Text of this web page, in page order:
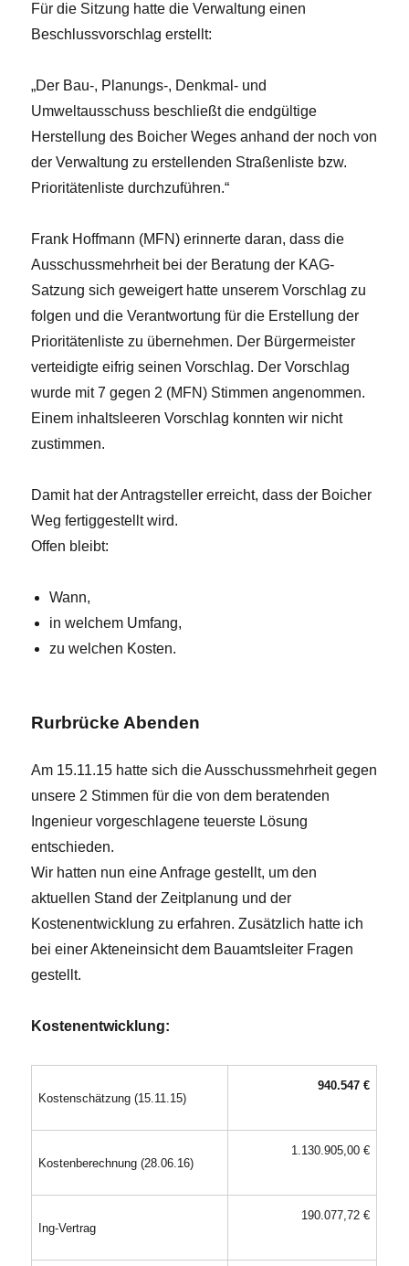
Für die Sitzung hatte die Verwaltung einen
Beschlussvorschlag erstellt:
„Der Bau-, Planungs-, Denkmal- und
Umweltausschuss beschließt die endgültige
Herstellung des Boicher Weges anhand der noch von
der Verwaltung zu erstellenden Straßenliste bzw.
Prioritätenliste durchzuführen.“
Frank Hoffmann (MFN) erinnerte daran, dass die
Ausschussmehrheit bei der Beratung der KAG-
Satzung sich geweigert hatte unserem Vorschlag zu
folgen und die Verantwortung für die Erstellung der
Prioritätenliste zu übernehmen. Der Bürgermeister
verteidigte eifrig seinen Vorschlag. Der Vorschlag
wurde mit 7 gegen 2 (MFN) Stimmen angenommen.
Einem inhaltsleeren Vorschlag konnten wir nicht
zustimmen.
Damit hat der Antragsteller erreicht, dass der Boicher
Weg fertiggestellt wird.
Offen bleibt:
Wann,
in welchem Umfang,
zu welchen Kosten.
Rurbrücke Abenden
Am 15.11.15 hatte sich die Ausschussmehrheit gegen
unsere 2 Stimmen für die von dem beratenden
Ingenieur vorgeschlagene teuerste Lösung
entschieden.
Wir hatten nun eine Anfrage gestellt, um den
aktuellen Stand der Zeitplanung und der
Kostenentwicklung zu erfahren. Zusätzlich hatte ich
bei einer Akteneinsicht dem Bauamtsleiter Fragen
gestellt.
Kostenentwicklung:
Kostenschätzung (15.11.15)
940.547 €
Kostenberechnung (28.06.16)
1.130.905,00 €
Ing-Vertrag
190.077,72 €